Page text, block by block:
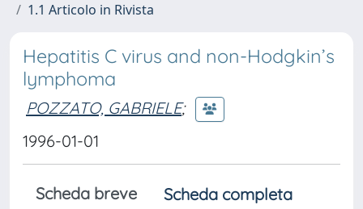
1.1 Articolo in Rivista
Hepatitis C virus and non-Hodgkin’s
lymphoma
POZZATO, GABRIELE;
1996-01-01
Scheda breve Scheda completa